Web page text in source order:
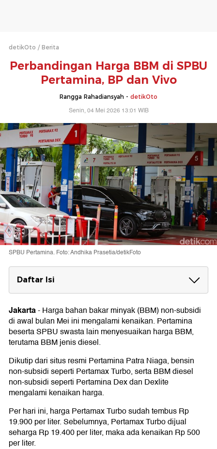
detikOto Berita
Perbandingan Harga BBM di SPBU
Pertamina, BP dan Vivo
Rangga Rahadiansyah - detikOto
Senin, 04 Mei 2026 13:01 WIB
SPBU Pertamina. Foto: Andhika Prasetia/detikFoto
Daftar Isi
Harga BBM per 4 Mei 2026
Pertamina
BP
VIVO
Jakarta-Harga bahan bakar minyak (BBM) non-subsidi
di awal bulan Mei ini mengalami kenaikan. Pertamina
beserta SPBU swasta lain menyesuaikan harga BBM,
terutama BBM jenis diesel.
Dikutip dari situs resmi Pertamina Patra Niaga, bensin
non-subsidi seperti Pertamax Turbo, serta BBM diesel
non-subsidi seperti Pertamina Dex dan Dexlite
mengalami kenaikan harga.
Per hari ini, harga Pertamax Turbo sudah tembus Rp
19.900 per liter. Sebelumnya, Pertamax Turbo dijual
seharga Rp 19.400 per liter, maka ada kenaikan Rp 500
per liter.